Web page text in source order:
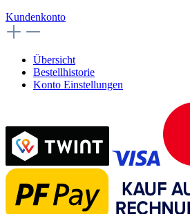
Kundenkonto
Übersicht
Bestellhistorie
Konto Einstellungen